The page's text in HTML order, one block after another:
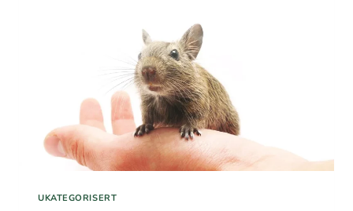
UKATEGORISERT